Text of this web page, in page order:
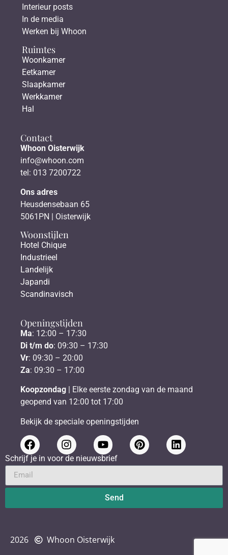
Interieur posts
In de media
Werken bij Whoon
Ruimtes
Woonkamer
Eetkamer
Slaapkamer
Werkkamer
Hal
Contact
Whoon Oisterwijk
info@whoon.com
tel: 013 7200722
Ons adres
Heusdensebaan 65
5061PN | Oisterwijk
Woonstijlen
Hotel Chique
Industrieel
Landelijk
Japandi
Scandinavisch
Openingstijden
Ma: 12:00 – 17:30
Di t/m do: 09:30 – 17:30
Vr: 09:30 – 20:00
Za: 09:30 – 17:00
Koopzondag | Elke eerste zondag van de maand
geopend van 12:00 tot 17:00
Bekijk de speciale openingstijden
Schrijf je in voor de nieuwsbrief
Send
2026 Whoon Oisterwijk